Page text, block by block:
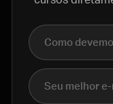
Nome completo
E-mail